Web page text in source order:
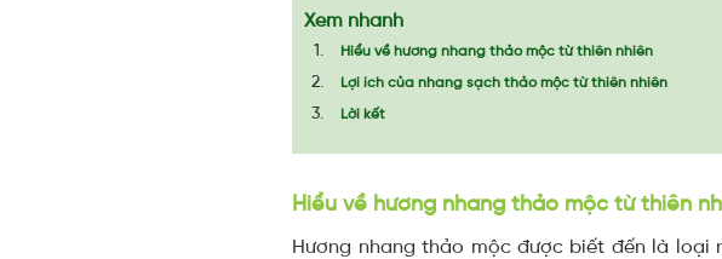
Xem nhanh
Hiểu về hương nhang thảo mộc từ thiên nhiên
Lợi ích của nhang sạch thảo mộc từ thiên nhiên
Lời kết
Hiểu về hương nhang thảo mộc từ thiên
Hương nhang thảo mộc được biết đến là loại